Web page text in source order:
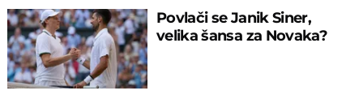
Povlači se Janik Siner,
velika šansa za Novaka?